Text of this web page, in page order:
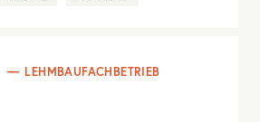
LEHMBAUFACHBETRIEB